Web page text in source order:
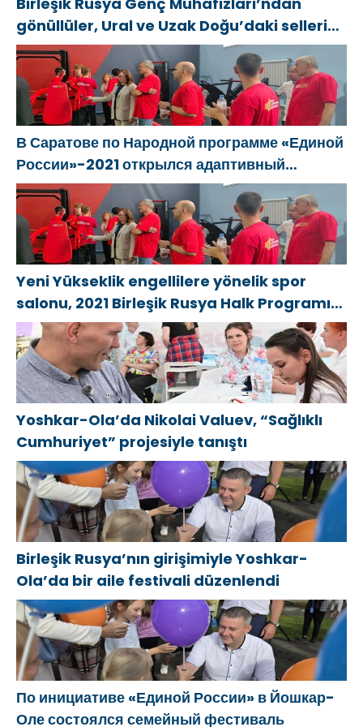
gönüllüler, Ural ve Uzak Doğu’daki sellerin
sonuçlarını ortadan kaldırmaya yardımcı
oluyor
В Саратове по Народной программе «Единой
России»-2021 открылся адаптивный
спортзал «Новая высота»
Yeni Yükseklik engellilere yönelik spor
salonu, 2021 Birleşik Rusya Halk Programı
kapsamında Saratov’da açıldı
Yoshkar-Ola’da Nikolai Valuev, “Sağlıklı
Cumhuriyet” projesiyle tanıştı
Birleşik Rusya’nın girişimiyle Yoshkar-
Ola’da bir aile festivali düzenlendi
По инициативе «Единой России» в Йошкар-
Оле состоялся семейный фестиваль